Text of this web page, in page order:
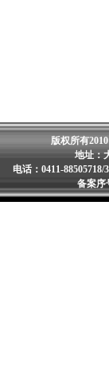
版权所有
地址：
电话：0411-
备案序